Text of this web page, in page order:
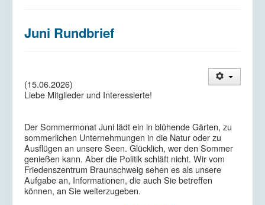
Kriegsdienstverweigerung
Juni Rundbrief
(15.06.2026)
Liebe Mitglieder und Interessierte!
Der Sommermonat Juni lädt ein in blühende Gärten, zu
sommerlichen Unternehmungen in die Natur oder zu
Ausflügen an unsere Seen. Glücklich, wer den Sommer
genießen kann. Aber die Politik schläft nicht. Wir vom
Friedenszentrum Braunschweig sehen es als unsere
Aufgabe an, Informationen, die auch Sie betreffen
können, an Sie weiterzugeben.